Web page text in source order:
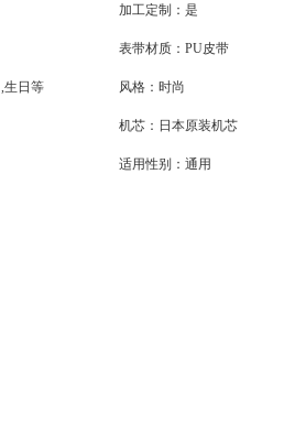
加工定制：是
表带材质：PU皮带
,生日等 风格：时尚
机芯： 日本原装机芯
适用性别：通用